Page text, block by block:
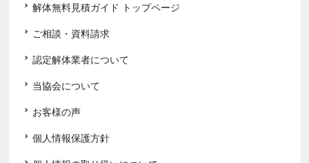
解体無料見積ガイド トップページ
ご相談・資料請求
認定解体業者について
当協会について
お客様の声
個人情報保護方針